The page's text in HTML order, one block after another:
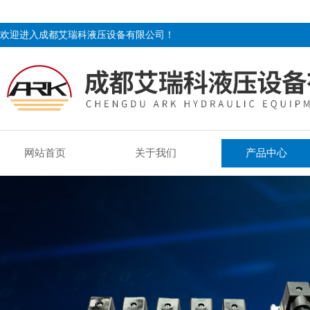
欢迎进入成都艾瑞科液压设备有限公司！
网站首页 关于我们 产品中心